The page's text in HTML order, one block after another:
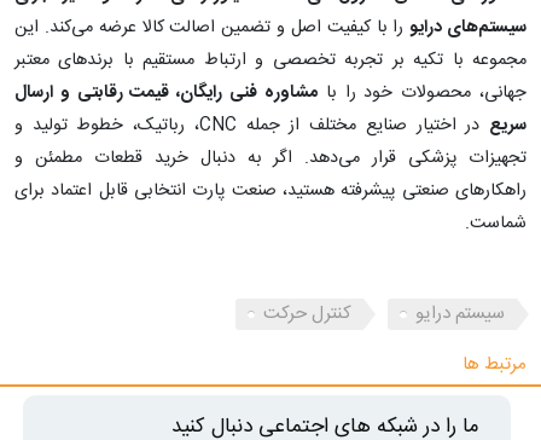
سیستم‌های درایورا با کیفیت اصل و تضمین اصالت کالا عرضه می‌کند. این
مجموعه با تکیه بر تجربه تخصصی و ارتباط مستقیم با برندهای معتبر
جهانی، محصولات خود را بامشاوره فنی رایگان، قیمت رقابتی و ارسال
سریع
در اختیار صنایع مختلف از جمله CNC، رباتیک، خطوط تولید و
تجهیزات پزشکی قرار می‌دهد. اگر به دنبال خرید قطعات مطمئن و
راهکارهای صنعتی پیشرفته هستید، صنعت پارت انتخابی قابل اعتماد برای
شماست.
سیستم درایو
کنترل حرکت
مرتبط ها
ما را در شبکه های اجتماعی دنبال کنید